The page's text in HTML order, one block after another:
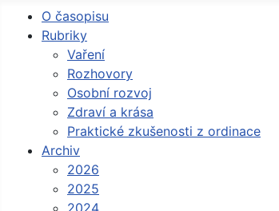
O časopisu
Rubriky
Vaření
Rozhovory
Osobní rozvoj
Zdraví a krása
Praktické zkušenosti z ordinace
Archiv
2026
2025
2024